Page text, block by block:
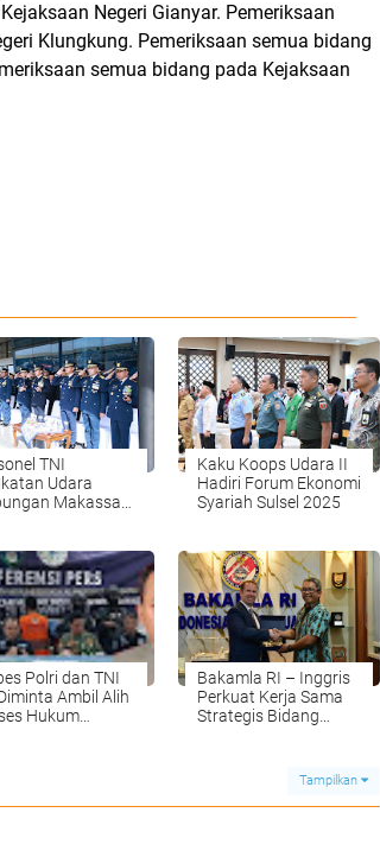
Negeri Gianyar. Pemeriksaan
Klungkung. Pemeriksaan semua bidang
semua bidang pada Kejaksaan
TNI
Udara
Makassar
Kaku Koops Udara II
Hadiri Forum Ekonomi
Syariah Sulsel 2025
Polri dan TNI
Ambil Alih
Hukum
Bakamla RI – Inggris
Perkuat Kerja Sama
Strategis Bidang
Tampilkan